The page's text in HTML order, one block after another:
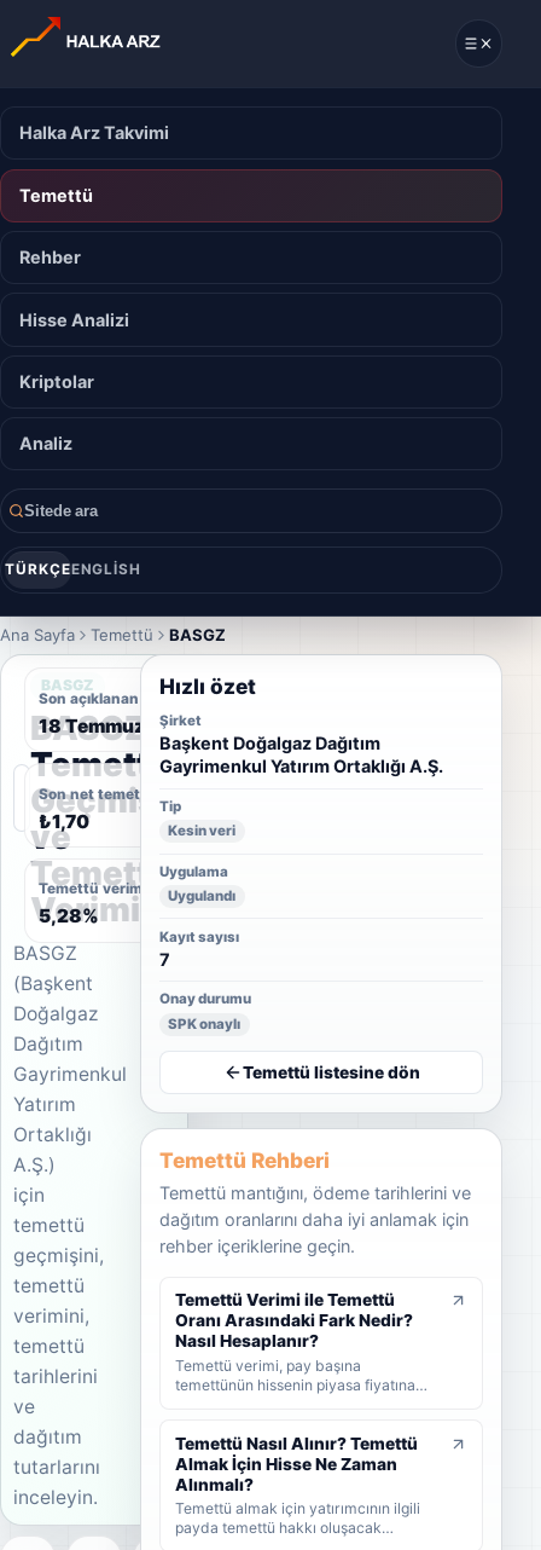
Halka Arz Takvimi
Temettü
Rehber
Hisse Analizi
Kriptolar
Analiz
Sitede ara
TÜRKÇEENGLISH
Ana Sayfa Temettü BASGZ
BASGZ
BASGZ
Temettü
Geçmişi
ve
Temettü
Verimi
BASGZ
(Başkent
Doğalgaz
Dağıtım
Gayrimenkul
Yatırım
Ortaklığı
A.Ş.)
için
temettü
geçmişini,
temettü
verimini,
temettü
tarihlerini
ve
dağıtım
tutarlarını
inceleyin.
Son açıklanan temettü tarihi
18 Temmuz 2025
Son net temettü
₺1,70
Temettü verimi
5,28%
Hızlı özet
Şirket
Başkent Doğalgaz Dağıtım
Gayrimenkul Yatırım Ortaklığı A.Ş.
Tip
Kesin veri
Uygulama
Uygulandı
Kayıt sayısı
7
Onay durumu
SPK onaylı
Temettü listesine dön
Temettü Rehberi
Temettü mantığını, ödeme tarihlerini ve
dağıtım oranlarını daha iyi anlamak için
rehber içeriklerine geçin.
Temettü Verimi ile Temettü
Oranı Arasındaki Fark Nedir?
Nasıl Hesaplanır?
Temettü verimi, pay başına
temettünün hissenin piyasa fiyatına
dağıtıldığını gösterir. KAP'ta görülen
kâr payı oranı ise çoğunlukla 1 TL
nominal değere göre hesaplanan ayrı
bir yüzdedir. Bu rehberde temettü
verimi, dağıtım oranı ve KAP temettü
oranı arasındaki farkları formüller ve
Temettü Nasıl Alınır? Temettü
Almak İçin Hisse Ne Zaman
Alınmalı?
Temettü almak için yatırımcının ilgili
payda temettü hakkı oluşacak